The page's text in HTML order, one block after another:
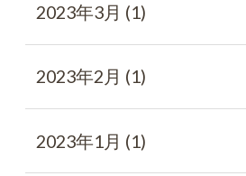
2023年3月 (1)
2023年2月 (1)
2023年1月 (1)